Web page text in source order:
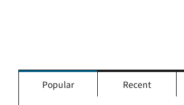
Popular Recent